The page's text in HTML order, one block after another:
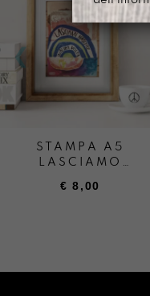
STAMPA A5
LASCIAMO
€ 8,00